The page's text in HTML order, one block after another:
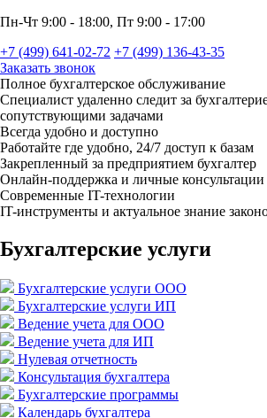
Пн-Чт 9:00 - 18:00, Пт 9:00 - 17:00
+7 (499) 641-02-72 +7 (499) 136-43-35
Заказать звонок
Полное бухгалтерское обслуживание
Специалист удаленно следит за
сопутствующими задачами
Всегда удобно и доступно
Работайте где удобно, 24/7 доступ к базам
Закрепленный за предприятием бухгалтер
Онлайн-поддержка и личные консультации
Современные IT-технологии
IT-инструменты и актуальное знание
Бухгалтерские услуги
Бухгалтерские услуги ООО
Бухгалтерские услуги ИП
Ведение учета для ООО
Ведение учета для ИП
Нулевая отчетность
Консультация бухгалтера
Бухгалтерские программы
Календарь бухгалтера